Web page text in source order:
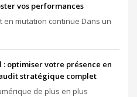
vos performances
en mutation continue Dans un
optimiser votre présence en
stratégique complet
de plus en plus